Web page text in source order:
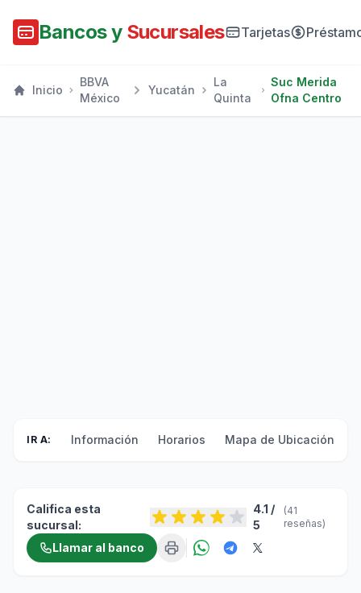
Bancos y Sucursales Tarjetas
Inicio
BBVA
México
Yucatán
La
Quinta
Suc Merida
Ofna Centro
IR A: Información Horarios Mapa de Ubicación
Califica esta
sucursal:
4.1 /
5
(41
reseñas)
Llamar al banco